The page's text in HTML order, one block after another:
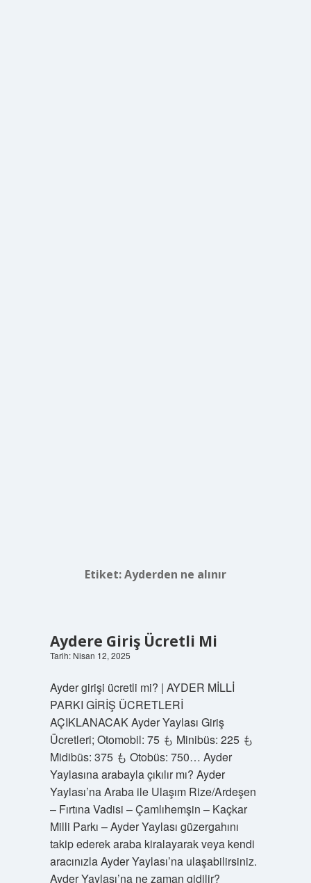
Etiket:Ayderden ne alınır
Aydere Giriş Ücretli Mi
Tarih: Nisan 12, 2025
Ayder girişi ücretli mi? | AYDER MİLLİ
PARKI GİRİŞ ÜCRETLERİ
AÇIKLANACAK Ayder Yaylası Giriş
Ücretleri; Otomobil: 75 も Minibüs: 225 も
Midibüs: 375 も Otobüs: 750… Ayder
Yaylasına arabayla çıkılır mı? Ayder
Yaylası’na Araba ile Ulaşım Rize/Ardeşen
– Fırtına Vadisi – Çamlıhemşin – Kaçkar
Milli Parkı – Ayder Yaylası güzergahını
takip ederek araba kiralayarak veya kendi
aracınızla Ayder Yaylası’na ulaşabilirsiniz.
Ayder Yaylası’na ne zaman gidilir?